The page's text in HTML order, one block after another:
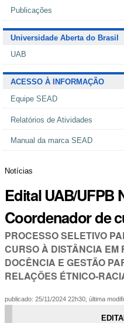
Publicações
Universidade Aberta do Brasil
UAB
ACESSO À INFORMAÇÃO
Equipe SEAD
Relatórios de Atividades
Manual da marca SEAD
Notícias
Edital UAB/UFPB
Coordenador de
PROCESSO SELETIVO
CURSO À DISTÂNCIA EM
DOCÊNCIA E GESTÃO
RELAÇÕES ÉTNICO-
publicado:25/11/2024 22h30 ,última